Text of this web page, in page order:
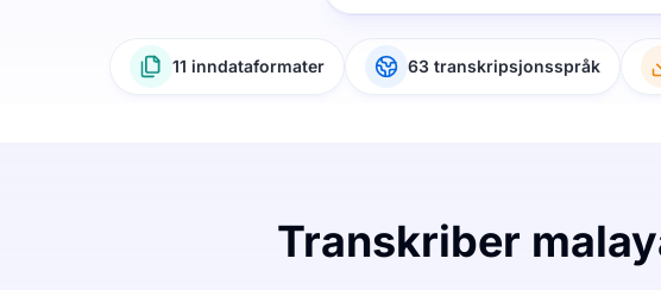
11 inndataformater 63 transkripsjonsspråk
Transkriber